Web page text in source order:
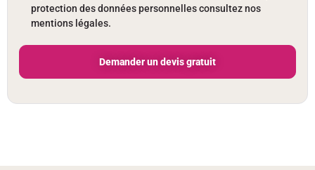
protection des données personnelles consultez nos
mentions légales.